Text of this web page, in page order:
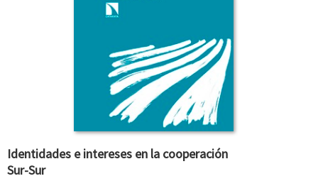
Identidades e intereses en la cooperación
Sur-Sur